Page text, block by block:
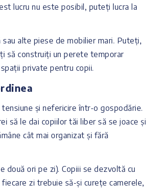
lucru nu este posibil, puteți lucra la
alte piese de mobilier mari. Puteți,
să construiți un perete temporar
private pentru copii.
și nefericire într-o gospodărie.
să le dai copiilor tăi liber să se joace și
cât mai organizat și fără
două ori pe zi). Copiii se dezvoltă cu
zi trebuie să-și curețe camerele,